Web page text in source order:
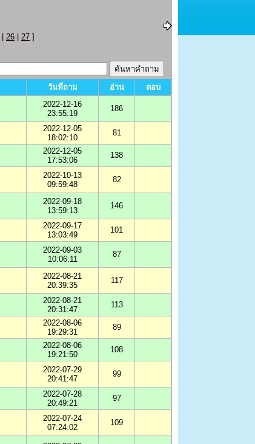
26 27 ]
วันที่ถาม อ่าน ตอบ
2022-12-16
23:55:19
186
2022-12-05
18:02:10
81
2022-12-05
17:53:06
138
2022-10-13
09:59:48
82
2022-09-18
13:59:13
146
2022-09-17
13:03:49
101
2022-09-03
10:06:11
87
2022-08-21
20:39:35
117
2022-08-21
20:31:47
113
2022-08-06
19:29:31
89
2022-08-06
19:21:50
108
2022-07-29
20:41:47
99
2022-07-28
20:49:21
97
2022-07-24
07:24:02
109